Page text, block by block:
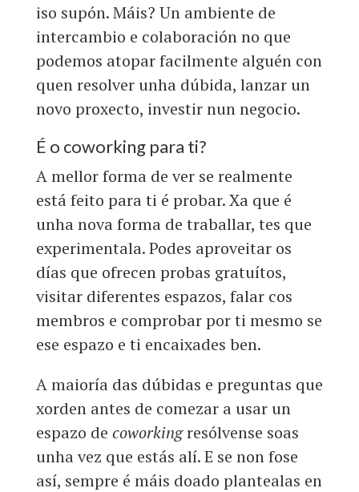
iso supón. Máis? Un ambiente de
intercambio e colaboración no que
podemos atopar facilmente alguén con
quen resolver unha dúbida, lanzar un
novo proxecto, investir nun negocio.
É o coworking para ti?
A mellor forma de ver se realmente
está feito para ti é probar. Xa que é
unha nova forma de traballar, tes que
experimentala. Podes aproveitar os
días que ofrecen probas gratuítos,
visitar diferentes espazos, falar cos
membros e comprobar por ti mesmo se
ese espazo e ti encaixades ben.
A maioría das dúbidas e preguntas que
xorden antes de comezar a usar un
espazo de coworkingresólvense soas
unha vez que estás alí. E se non fose
así, sempre é máis doado plantealas en